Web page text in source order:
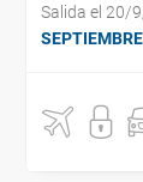
Salida el 20/